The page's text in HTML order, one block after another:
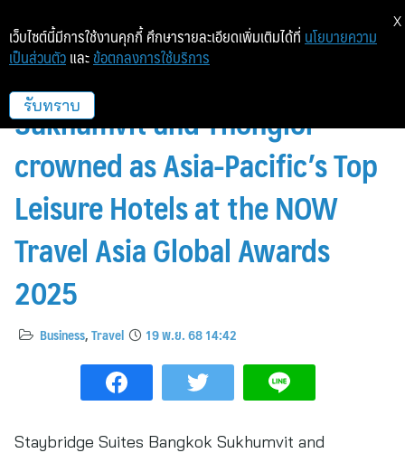
Staybridge Suites Bangkok
Sukhumvit and Thonglor
crowned as Asia-Pacific’s Top
Leisure Hotels at the NOW
Travel Asia Global Awards
2025
Business,Travel 19 พ.ย. 68 14:42
Staybridge Suites Bangkok Sukhumvit and
เว็บไซต์นี้มีการใช้งานคุกกี้ ศึกษารายละเอียดเพิ่มเติมได้ที่ นโยบายความ
เป็นส่วนตัว และ ข้อตกลงการใช้บริการ
รับทราบ
X